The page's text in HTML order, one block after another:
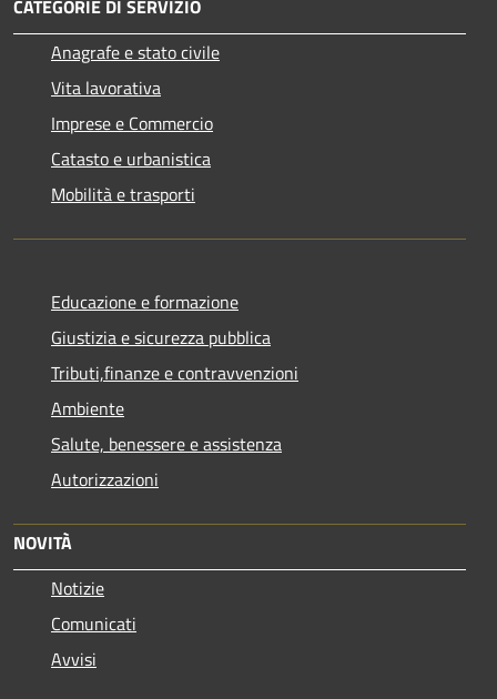
CATEGORIE DI SERVIZIO
Anagrafe e stato civile
Vita lavorativa
Imprese e Commercio
Catasto e urbanistica
Mobilità e trasporti
Educazione e formazione
Giustizia e sicurezza pubblica
Tributi,finanze e contravvenzioni
Ambiente
Salute, benessere e assistenza
Autorizzazioni
NOVITÀ
Notizie
Comunicati
Avvisi